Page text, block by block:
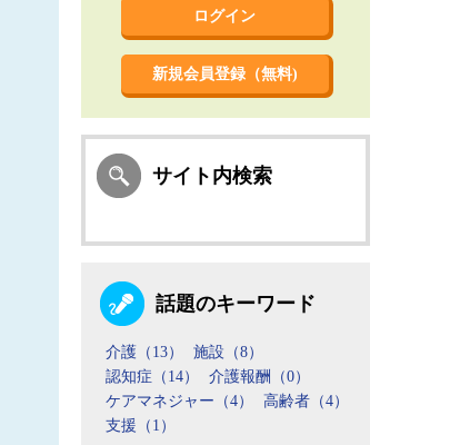
新規会員登録（無料)
サイト内検索
話題のキーワード
介護（13）
施設（8）
認知症（14）
介護報酬（0）
ケアマネジャー（4）
高齢者（4）
支援（1）